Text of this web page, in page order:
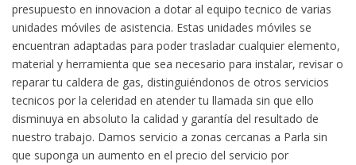
presupuesto en innovacion a dotar al equipo tecnico de varias
unidades móviles de asistencia. Estas unidades móviles se
encuentran adaptadas para poder trasladar cualquier elemento,
material y herramienta que sea necesario para instalar, revisar o
reparar tu caldera de gas, distinguiéndonos de otros servicios
tecnicos por la celeridad en atender tu llamada sin que ello
disminuya en absoluto la calidad y garantía del resultado de
nuestro trabajo. Damos servicio a zonas cercanas a Parla sin
que suponga un aumento en el precio del servicio por